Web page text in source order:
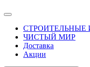
СТРОИТЕЛЬНЫЕ
ЧИСТЫЙ МИР
Доставка
Акции